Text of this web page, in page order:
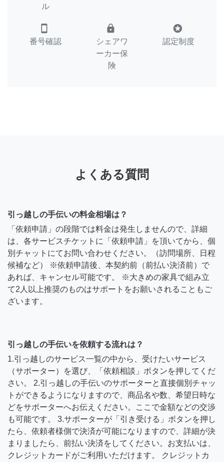
ル
smartphone
番号確認
lock
シェアワ
ーカー保
険
stars
認定制度
よくある質問
引っ越しの手伝いの料金相場は？
「依頼申請」の段階では料金は発生しませんので、詳細
は、各サービスチケットに「依頼申請」を頂いてから、個
別チャットにてお問い合わせください。（訪問場所、日程
候補など） ※依頼申請後、本契約前（前払い決済前）で
あれば、キャンセル可能です。 ※大きめの家具で組み立
て2人以上推奨のものはサポートをお願いされることもご
ざいます。
引っ越しの手伝いを依頼する流れは？
1.引っ越しのサービス一覧の中から、受けたいサービス
（サポーター）を選び、「依頼相談」ボタンを押してくだ
さい。 2.引っ越しの手伝いのサポーターと直接個別チャッ
トができるようになりますので、商品名や数、希望日時な
どをサポーターへお伝えください。ここで金額などの交渉
も可能です。 3.サポーターが「引き受ける」ボタンを押し
たら、依頼者様側で決済が可能になりますので、詳細が決
まりましたら、前払い決済をしてください。お支払いは、
クレジットカードがご利用いただけます。 クレジットカ